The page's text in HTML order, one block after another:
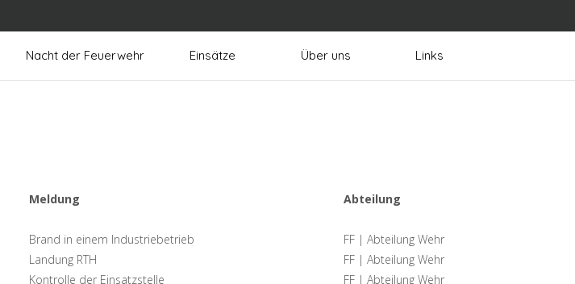
Nacht der Feuerwehr Einsätze Über uns Links
Meldung
Abteilung
Brand in einem Industriebetrieb
FF | Abteilung Wehr
Landung RTH
FF | Abteilung Wehr
Kontrolle der Einsatzstelle
FF | Abteilung Wehr